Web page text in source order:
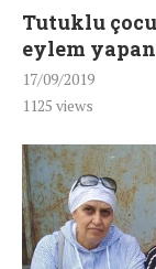
Tutuklu
eylem
17/09/2019
1125 views